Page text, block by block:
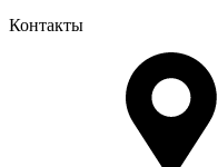
Контакты